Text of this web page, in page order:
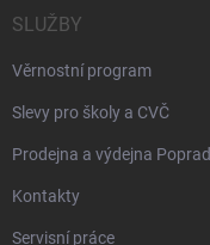
SLUŽBY
Věrnostní program
Slevy pro školy a CVČ
Prodejna a výdejna Poprad
Kontakty
Servisní práce